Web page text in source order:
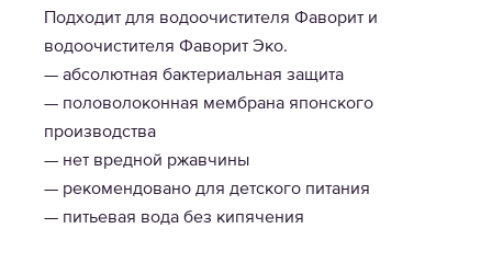
Подходит для водоочистителя Фаворит и
водоочистителя Фаворит Эко.
— абсолютная бактериальная защита
— половолоконная мембрана японского
производства
— нет вредной ржавчины
— рекомендовано для детского питания
— питьевая вода без кипячения